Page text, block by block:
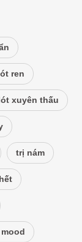
ren
xuyên thấu
trị nám